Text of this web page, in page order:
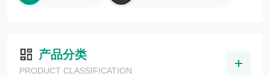
产品分类
PRODUCT CLASSIFICATION